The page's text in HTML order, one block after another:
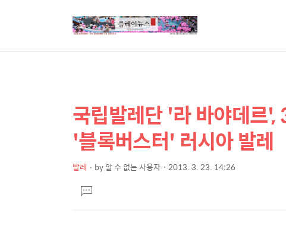
상
세
컨
텐
본
문
제
목
국립발레단 '라 바야데르',
'블록버스터' 러시아 발레
발레 by알 수 없는 사용자 2013. 3. 23. 14:26
문댓
글